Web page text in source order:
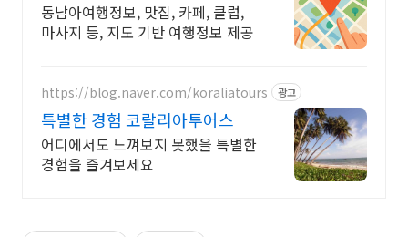
동남아여행정보, 맛집, 카페, 클럽,
마사지 등, 지도 기반 여행정보 제공
https://blog.naver.com/koraliatours 광고
특별한 경험 코랄리아투어스
어디에서도 느껴보지 못했을 특별한
경험을 즐겨보세요